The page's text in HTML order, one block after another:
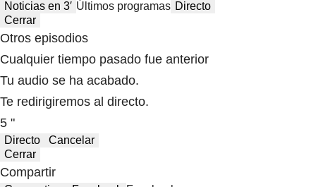
Noticias en 3′ Últimos programas Directo
Cerrar
Otros episodios
Cualquier tiempo pasado fue anterior
Tu audio se ha acabado.
Te redirigiremos al directo.
5 "
Directo
Cancelar
Cerrar
Compartir